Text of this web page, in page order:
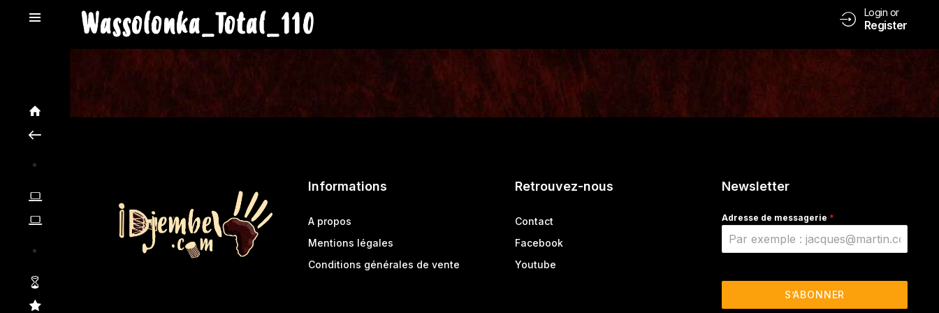
Wassolonka_Total_110 Login or
Register
Informations
A propos
Mentions légales
Conditions générales de vente
Retrouvez-nous
Contact
Facebook
Youtube
Newsletter
Adresse de messagerie *
S’ABONNER